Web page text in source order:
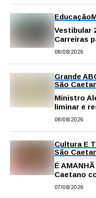
Educação
Vestibular
Carreiras
escolha da
08/08/2026
Grande
São
Ministro
liminar e
comissão
08/08/2026
Cultura E
São
É
Caetano
07/08/2026